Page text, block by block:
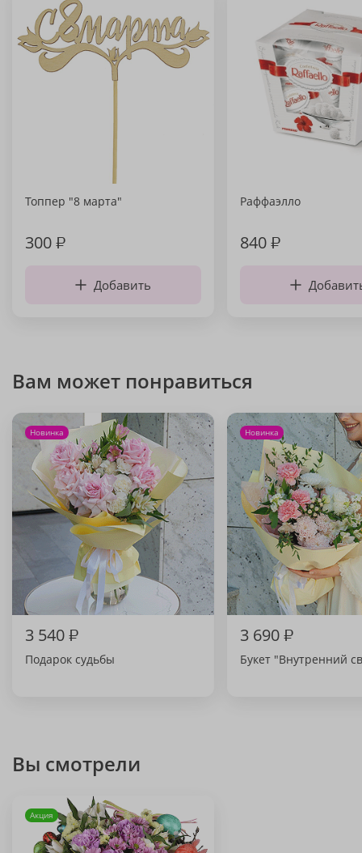
Топпер "8 марта"
300₽
Добавить
Раффаэлло
840₽
Вам может понравиться
Новинка
3 540₽
Подарок судьбы
Новинка
3 690₽
Букет "Внутренний
Вы смотрели
Акция